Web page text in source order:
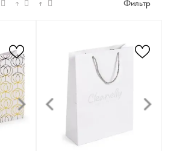
Фильтр